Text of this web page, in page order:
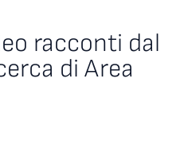
racconti dal
di Area